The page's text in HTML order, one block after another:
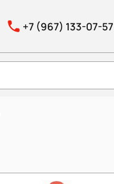
+7 (967) 133-07-57